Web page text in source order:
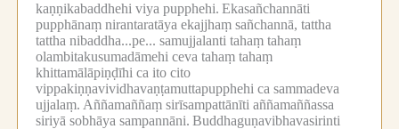
kaṇṇikabaddhehi viya pupphehi. Ekasañchannāti
pupphānaṃ nirantaratāya ekajjhaṃ sañchannā, tattha
tattha nibaddha...pe... samujjalanti tahaṃ tahaṃ
olambitakusumadāmehi ceva tahaṃ tahaṃ
khittamālāpiṇḍīhi ca ito cito
vippakiṇṇavividhavaṇṭamuttapupphehi ca sammadeva
ujjalaṃ. Aññamaññaṃ sirīsampattānīti aññamaññassa
siriyā sobhāya sampannāni. Buddhaguṇavibhavasirinti